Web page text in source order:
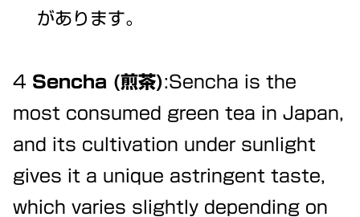
があります。
4 Sencha (煎茶):Sencha is the
most consumed green tea in Japan,
and its cultivation under sunlight
gives it a unique astringent taste,
which varies slightly depending on